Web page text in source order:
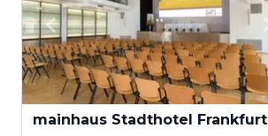
mainhaus Stadthotel Frankfurt